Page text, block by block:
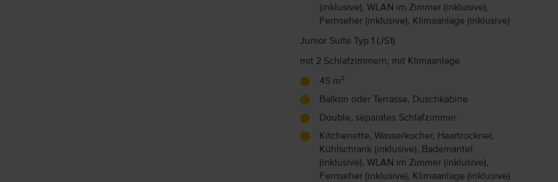
(inklusive), WLAN im Zimmer (inklusive),
Fernseher (inklusive), Klimaanlage (inklusive)
Junior Suite Typ 1 (JS1)
mit 2 Schlafzimmern; mit Klimaanlage
45 m²
Balkon oder Terrasse, Duschkabine
Double, separates Schlafzimmer
Kitchenette, Wasserkocher, Haartrockner,
Kühlschrank (inklusive), Bademantel
(inklusive), WLAN im Zimmer (inklusive),
Fernseher (inklusive), Klimaanlage (inklusive)